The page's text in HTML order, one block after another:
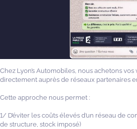
Chez Lyon’s Automobiles, nous achetons
directement auprès de réseaux partenaires
Cette approche nous permet :
1/ D’éviter les coûts élevés d’un réseau de
de structure, stock imposé)